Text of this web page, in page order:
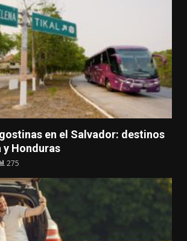
en el Salvador: destinos
y Honduras
275